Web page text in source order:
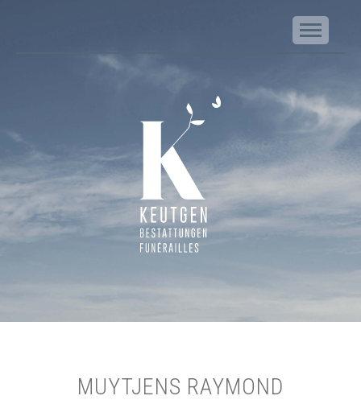
Keutgen | Bestattungen - Funérailles
MUYTJENS RAYMOND